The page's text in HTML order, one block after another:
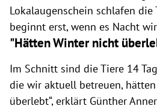
Lokalaugenschein schlafen die
beginnt erst, wenn es Nacht
"Hätten Winter nicht
Im Schnitt sind die Tiere 14
die wir aktuell betreuen,
überlebt“, erklärt Günther